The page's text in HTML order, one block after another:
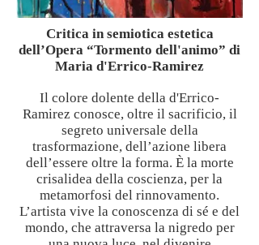
Critica in semiotica estetica
dell’Opera “Tormento dell'animo” di
Maria d'Errico-Ramirez
Il colore dolente della d'Errico-
Ramirez conosce, oltre il sacrificio, il
segreto universale della
trasformazione, dell’azione libera
dell’essere oltre la forma. È la morte
crisalidea della coscienza, per la
metamorfosi del rinnovamento.
L’artista vive la conoscenza di sé e del
mondo, che attraversa la nigredo per